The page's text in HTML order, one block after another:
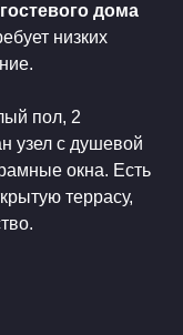
дома
низких
пол, 2
узел с душевой
окна. Есть
террасу,